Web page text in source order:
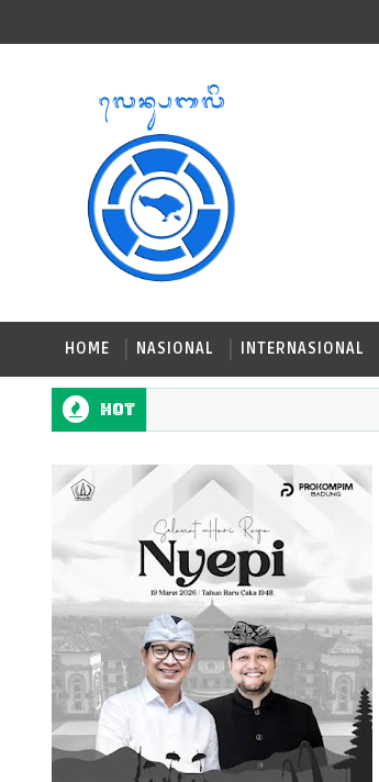
HOME NASIONAL INTERNASIONAL
Hot